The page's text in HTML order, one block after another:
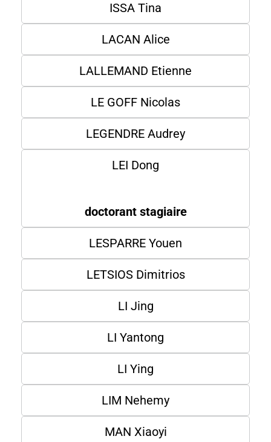
ISSA Tina
LACAN Alice
LALLEMAND Etienne
LE GOFF Nicolas
LEGENDRE Audrey
LEI Dong
doctorant stagiaire
LESPARRE Youen
LETSIOS Dimitrios
LI Jing
LI Yantong
LI Ying
LIM Nehemy
MAN Xiaoyi